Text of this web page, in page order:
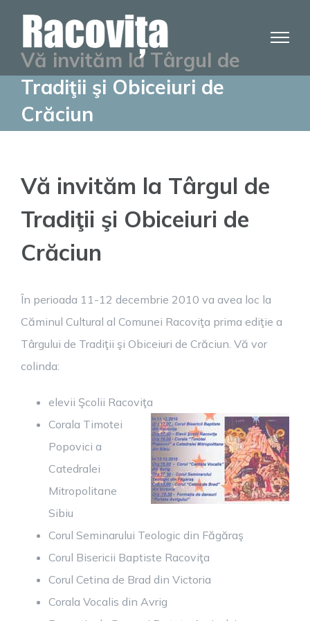
contentVă invităm la Târgul de
Tradiţii şi Obiceiuri de
Crăciun
Vă invităm la Târgul de
Tradiţii şi Obiceiuri de
Crăciun
În perioada 11-12 decembrie 2010 va avea loc la
Căminul Cultural al Comunei Racoviţa prima ediţie a
Târgului de Tradiţii şi Obiceiuri de Crăciun. Vă vor
colinda:
elevii Şcolii Racoviţa
Corala Timotei
Popovici a
Catedralei
Mitropolitane
Sibiu
Corul Seminarului Teologic din Făgăraş
Corul Bisericii Baptiste Racoviţa
Corul Cetina de Brad din Victoria
Corala Vocalis din Avrig